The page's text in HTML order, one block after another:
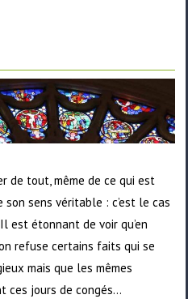
de tout, même de ce qui est
sens véritable : c’est le cas
est étonnant de voir qu’en
refuse certains faits qui se
mais que les mêmes
ces jours de congés…